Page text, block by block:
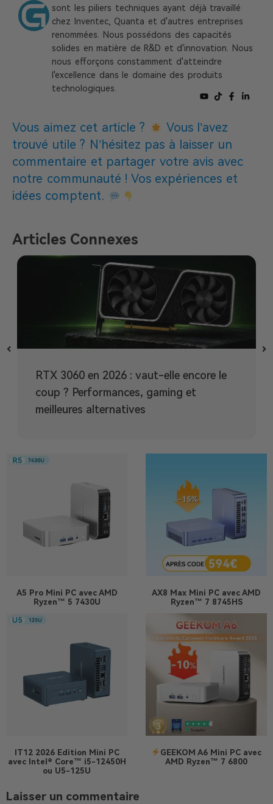
sont les piliers techniques ayant déjà travaillé
chez Inventec, Quanta et d'autres entreprises
renommées. Nous possédons des capacités
solides en matière de R&D et d'innovation. Nous
nous efforçons constamment d'atteindre
l'excellence dans le domaine des produits
technologiques.
Vous aimez cet article ?
Vous l’avez
trouvé utile ? N’hésitez pas à laisser un
commentaire et partager votre avis avec
notre communauté ! Vos expériences et
idées comptent.
Articles Connexes
RTX 3060 en 2026 : vaut-elle encore le
coup ? Performances, gaming et
meilleures alternatives
A5 ProMini PC avec AMD
Ryzen™ 5 7430U
AX8 Max Mini PC avec AMD
Ryzen™ 7 8745HS
IT12 2026 Edition Mini PC
avec Intel® Core™ i5-12450H
ou U5-125U
GEEKOM A6 Mini PC avec
AMD Ryzen™ 7 6800
Laisser un commentaire